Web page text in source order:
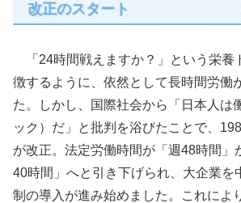
改正のスタート
「24時間戦えますか？」という栄養
徴するように、依然として長時間労働
た。しかし、国際社会から「日本人は
ック）だ」と批判を浴びたことで、
が改正。法定労働時間が「週48時間」
40時間」へと引き下げられ、大企業を
制の導入が進み始めました。これによ